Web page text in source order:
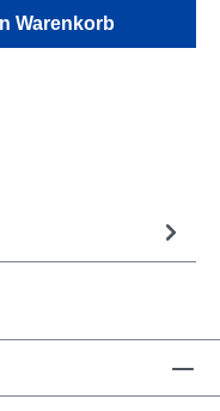
Warenkorb